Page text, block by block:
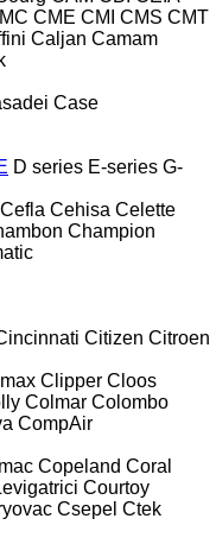
CME CMI CMS CMT
Caljan Camam
Case
D series E-series G-
Cefla Cehisa Celette
Champion
Citizen Citroen
Clipper Cloos
Colmar Colombo
CompAir
Copeland Coral
Courtoy
Csepel Ctek